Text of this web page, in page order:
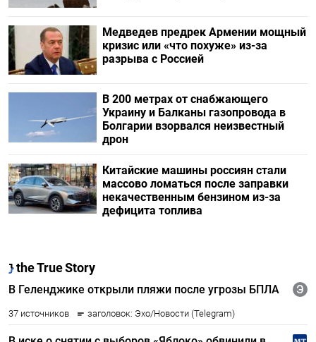
Медведев предрек Армении мощный
кризис или «что похуже» из-за
разрыва с Россией
В 200 метрах от снабжающего
Украину и Балканы газопровода в
Болгарии взорвался неизвестный
дрон
Китайские машины россиян стали
массово ломаться после заправки
некачественным бензином из-за
дефицита топлива